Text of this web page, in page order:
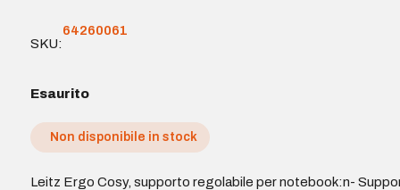
SKU:
64260061
Esaurito
Non disponibile in stock
Leitz Ergo Cosy, supporto regolabile per notebook:n-